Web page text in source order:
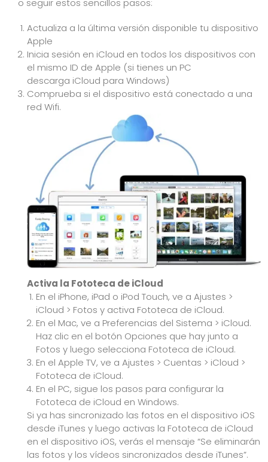
o seguir estos sencillos pasos:
Actualiza a la última versión disponible tu dispositivo
Apple
Inicia sesión en iCloud en todos los dispositivos con
el mismo ID de Apple (si tienes un PC
descarga iCloud para Windows)
Comprueba si el dispositivo está conectado a una
red Wifi.
Activa la Fototeca de iCloud
En el iPhone, iPad o iPod Touch, ve a Ajustes >
iCloud > Fotos y activa Fototeca de iCloud.
En el Mac, ve a Preferencias del Sistema > iCloud.
Haz clic en el botón Opciones que hay junto a
Fotos y luego selecciona Fototeca de iCloud.
En el Apple TV, ve a Ajustes > Cuentas > iCloud >
Fototeca de iCloud.
En el PC, sigue los pasos para configurar la
Fototeca de iCloud en Windows.
Si ya has sincronizado las fotos en el dispositivo iOS
desde iTunes y luego activas la Fototeca de iCloud
en el dispositivo iOS, verás el mensaje “Se eliminarán
las fotos y los vídeos sincronizados desde iTunes”.